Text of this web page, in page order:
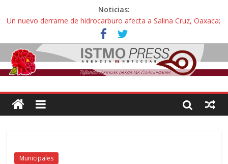
Noticias:
Un nuevo derrame de hidrocarburo afecta a Salina Cruz, Oaxaca;
ahora pescadores de Salinas del Marqués denuncian daños de
Pemex
Ángel, el joven autista expulsado por la Universidad Bienestar de
Ixtepec, Oaxaca vuelve a las aulas tras amparo
Familiares de periodista Alejandro Leyva se reúnen con titular de
intelectuales de su asesinato
Alertan pescadores de Juchitán, Oaxaca de nuevo despojo de su
Municipales